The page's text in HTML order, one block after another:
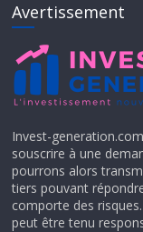
Avertissement
Invest-
souscrire à une
pourrons alors
tiers pouvant
comporte des
peut être tenu